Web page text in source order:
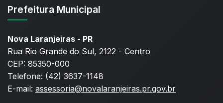
Prefeitura Municipal
Nova Laranjeiras - PR
Rua Rio Grande do Sul, 2122 - Centro
CEP: 85350-000
Telefone: (42) 3637-1148
E-mail: assessoria@novalaranjeiras.pr.gov.br